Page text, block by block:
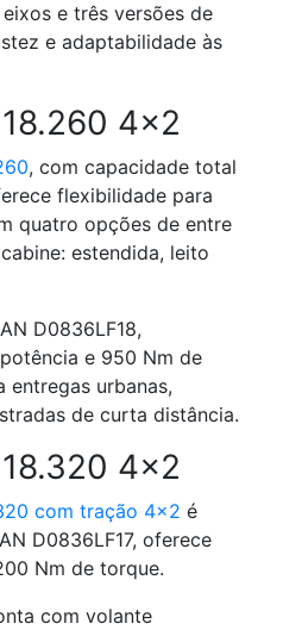
e três versões de
e adaptabilidade às
4×2
, com capacidade total
flexibilidade para
quatro opções de entre
estendida, leito
D0836LF18,
e 950 Nm de
entregas urbanas,
de curta distância.
4×2
com tração 4×2 é
D0836LF17, oferece
Nm de torque.
com volante